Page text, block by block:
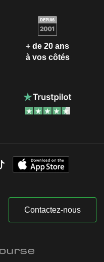
+ de 20 ans
à vos côtés
Contactez-nous